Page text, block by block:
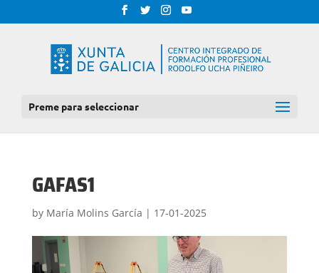
Preme para seleccionar
GAFAS1
by María Molins García | 17-01-2025